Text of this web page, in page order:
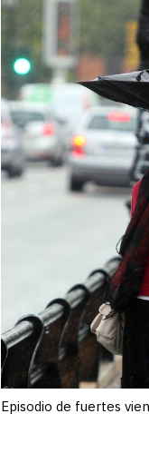
Episodio de fuertes